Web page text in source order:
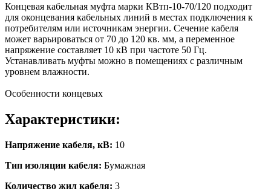
Концевая кабельная муфта марки КВтп-10-70/120 подходит
для оконцевания кабельных линий в местах подключения к
потребителям или источникам энергии. Сечение кабеля
может варьироваться от 70 до 120 кв. мм, а переменное
напряжение составляет 10 кВ при частоте 50 Гц.
Устанавливать муфты можно в помещениях с различным
уровнем влажности.
Особенности концевых
Характеристики:
Напряжение кабеля, кВ: 10
Тип изоляции кабеля: Бумажная
Количество жил кабеля: 3